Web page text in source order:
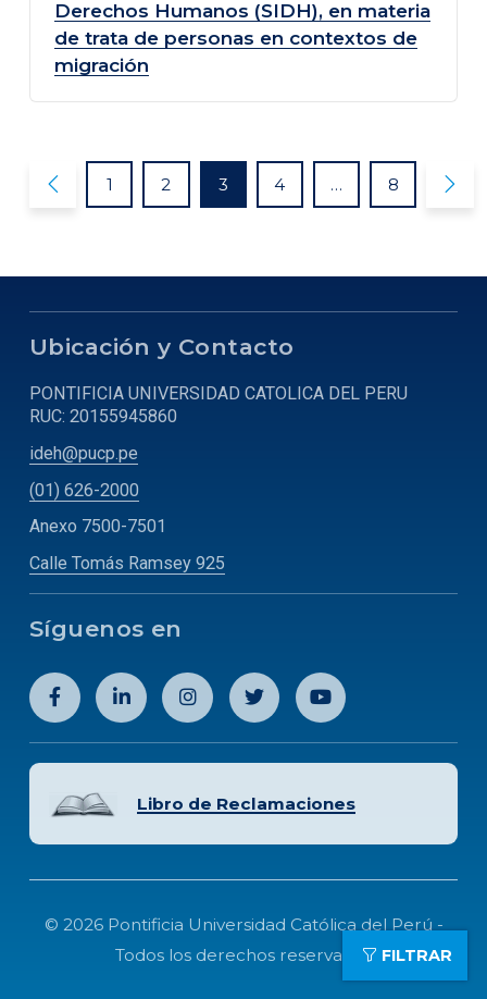
FILTRAR
Derechos Humanos (SIDH), en materia
de trata de personas en contextos de
migración
 1 2 3 4 … 8 
Ubicación y Contacto
PONTIFICIA UNIVERSIDAD CATOLICA DEL PERU
RUC: 20155945860
ideh@pucp.pe
(01) 626-2000
Anexo 7500-7501
Calle Tomás Ramsey 925
Síguenos en
Libro de Reclamaciones
© 2026 Pontificia Universidad Católica del Perú -
Todos los derechos reservados